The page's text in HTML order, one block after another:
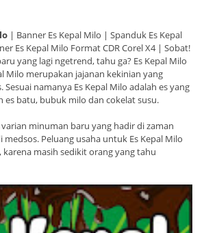
| Banner Es Kepal Milo | Spanduk Es Kepal
Es Kepal Milo Format CDR Corel X4 | Sobat!
yang lagi ngetrend, tahu ga? Es Kepal Milo
Milo merupakan jajanan kekinian yang
Sesuai namanya Es Kepal Milo adalah es yang
es batu, bubuk milo dan cokelat susu.
minuman baru yang hadir di zaman
Peluang usaha untuk Es Kepal Milo
karena masih sedikit orang yang tahu